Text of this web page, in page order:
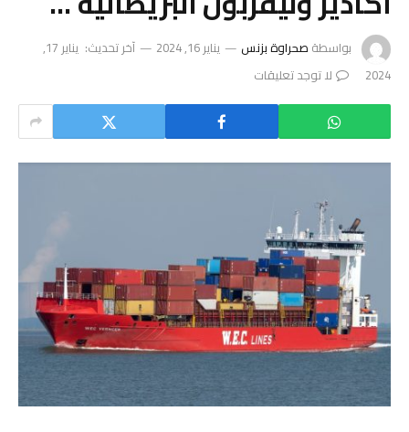
بواسطة صحراوة بزنس يناير 16, 2024 آخر تحديث:
يناير 17,
2024
لا توجد تعليقات